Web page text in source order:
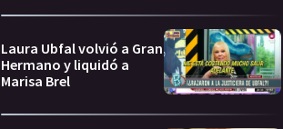
Laura Ubfal volvió a Gran
Hermano y liquidó a
Marisa Brel